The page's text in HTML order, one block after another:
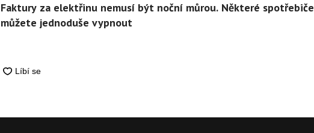
Faktury za elektřinu nemusí být noční můrou. Některé spotřebiče
můžete jednoduše vypnout